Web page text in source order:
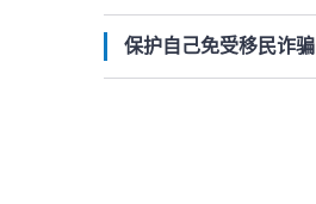
保护自己免受移民诈骗